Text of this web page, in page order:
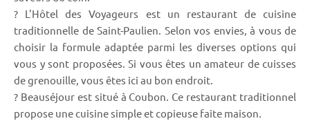
? L'Hôtel des Voyageurs est un restaurant de cuisine
traditionnelle de Saint-Paulien. Selon vos envies, à vous de
choisir la formule adaptée parmi les diverses options qui
vous y sont proposées. Si vous êtes un amateur de cuisses
de grenouille, vous êtes ici au bon endroit.
? Beauséjour est situé à Coubon. Ce restaurant traditionnel
propose une cuisine simple et copieuse faite maison.